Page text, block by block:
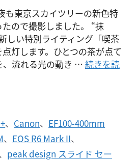
も東京スカイツリーの新色特
ので撮影しました。 “抹
しい特別ライティング「喫茶
灯します。ひとつの茶が点て
、流れる光の動き … 続きを読
、 Canon、 EF100-400mm
、 EOS R6 Mark II、
peak design スライド セー